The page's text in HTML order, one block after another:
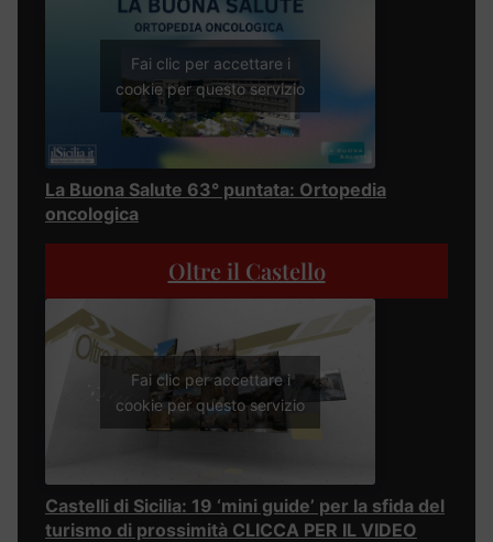
Fai clic per accettare i
cookie per questo servizio
La Buona Salute 63° puntata: Ortopedia
oncologica
Oltre il Castello
Fai clic per accettare i
cookie per questo servizio
Castelli di Sicilia: 19 ‘mini guide’ per la sfida del
turismo di prossimità CLICCA PER IL VIDEO